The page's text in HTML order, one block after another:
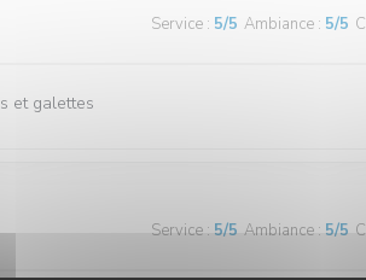
Service : 5/5 Ambiance : 5/5
et galettes
Service : 5/5 Ambiance : 5/5